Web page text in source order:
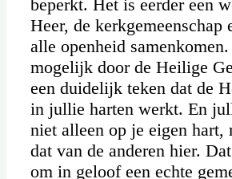
beperkt. Het is eerder een
Heer, de
alle openheid
mogelijk door de Heilige
een duidelijk teken dat de
in jullie harten werkt. En
niet alleen op je eigen hart,
dat van de anderen hier.
om in geloof een echte